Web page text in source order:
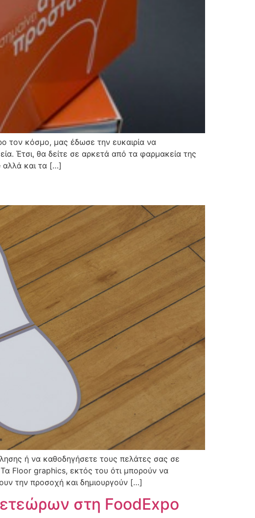
τον κόσμο, μας έδωσε την ευκαιρία να
Έτσι, θα δείτε σε αρκετά από τα φαρμακεία της
αλλά και τα […]
ή να καθοδηγήσετε τους πελάτες σας σε
Floor graphics, εκτός του ότι μπορούν να
την προσοχή και δημιουργούν […]
στη FoodExpo